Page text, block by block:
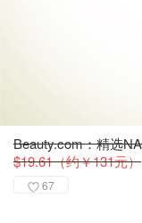
Beauty.com：精选
$19.61（约￥131元）
67